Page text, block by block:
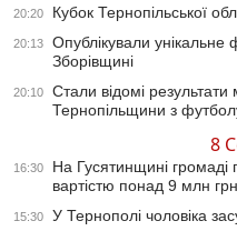
20:20 Кубок Тернопільської
20:13
Опублікували
Зборівщині
20:10
Стали відомі результати
Тернопільщини з
8
16:30
На Гусятинщині
вартістю понад 9 млн грн
15:30 У Тернополі чоловіка